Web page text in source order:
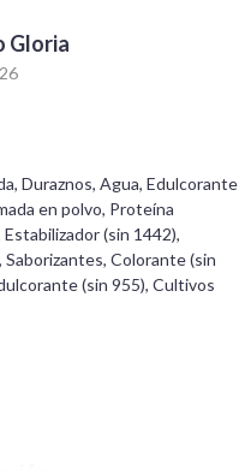
Gloria
Duraznos, Agua, Edulcorante
en polvo, Proteína
(sin 1442),
Colorante (sin
(sin 955), Cultivos